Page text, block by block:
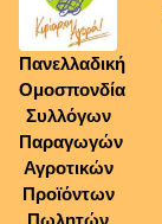
Πανελλαδική
Ομοσπονδία
Συλλόγων
Παραγωγών
Αγροτικών
Προϊόντων
Πωλητών